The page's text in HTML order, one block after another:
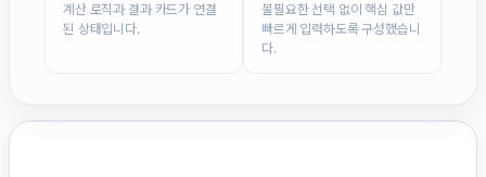
계산 로직과 결과 카드가 연결
된 상태입니다.
불필요한 선택 없이 핵심 값만
빠르게 입력하도록 구성했습니
다.